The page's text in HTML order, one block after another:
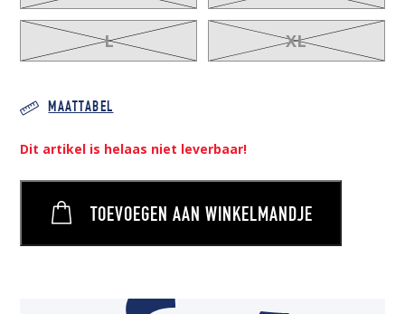
L XL
MAATTABEL
Dit artikel is helaas niet leverbaar!
TOEVOEGEN AAN WINKELMANDJE